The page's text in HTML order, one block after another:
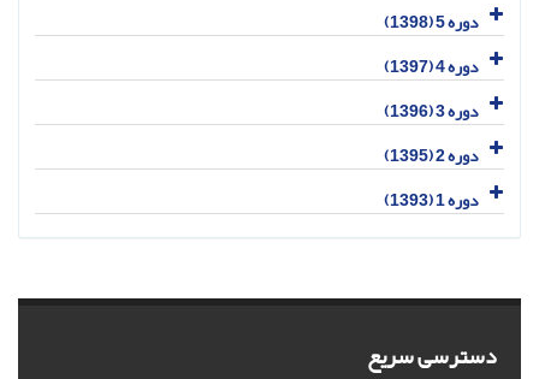
دوره 5 (1398)
دوره 4 (1397)
دوره 3 (1396)
دوره 2 (1395)
دوره 1 (1393)
دسترسی سریع